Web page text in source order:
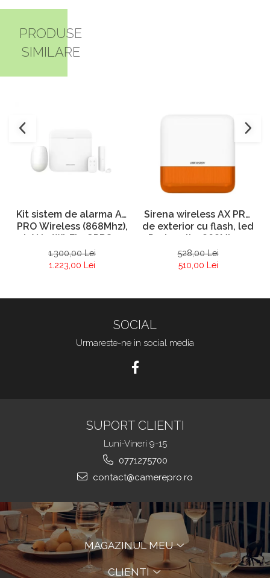
PRODUSE
SIMILARE
Kit sistem de alarma AX
PRO Wireless (868Mhz),
LAN + Wi-Fi + GPRS –
HIKVISION DS-PWA64-
Kit-WE
1.300,00 Lei
1.223,00 Lei
Sirena wireless AX PRO
de exterior cu flash, led
Portocaliu, 868Mhz –
HIKVISION DS-PS1-E-
WE-O
528,00 Lei
510,00 Lei
SOCIAL
Urmareste-ne in social media
SUPORT CLIENTI
Luni-Vineri 9-15
0771275700
contact@camerepro.ro
MAGAZINUL MEU
CLIENTI